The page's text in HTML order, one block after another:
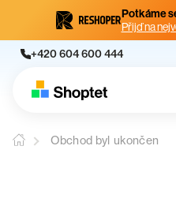
Potkáme
Přijď na
+420 604 600 444
Obchod byl ukončen